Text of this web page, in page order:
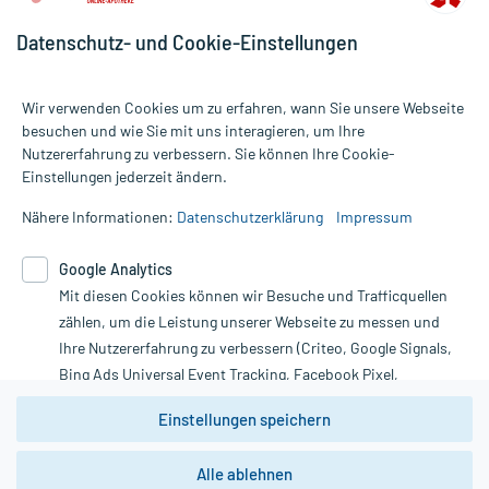
Alle Preise gelten inkl. MwSt., ggf. zzgl. Versandkosten
Informationen auf dieser Website werden ausschließlich für
die Untersuchung und Behandlung durch einen Arzt. Bitte
Therapien eingeleitet werden können. | Diese Webseite benutzt
Google Analytics. Lesen Sie bitte dazu die wichtigen Hinweise in
unserer Datenschutzerklärung. Für den Widerruf einer Bestellung
nutzen Sie das Formular:
Vertrag widerrufen
*Hinweise zu unseren Aktionen und Bewertungen
Datenschutz- und Cookie-Einstellungen
Wir verwenden Cookies um zu erfahren, wann Sie unsere Webseite
besuchen und wie Sie mit uns interagieren, um Ihre
Nutzererfahrung zu verbessern. Sie können Ihre Cookie-
Einstellungen jederzeit ändern.
Nähere Informationen: Datenschutzerklärung Impressum
Google Analytics
Mit diesen Cookies können wir Besuche und Trafficquellen
zählen, um die Leistung unserer Webseite zu messen und
Ihre Nutzererfahrung zu verbessern (Criteo, Google Signals,
Bing Ads Universal Event Tracking, Facebook Pixel,
Youtube-Social Plugin).
Wir weisen darauf hin, dass die
zwingend den Europäischen Anforderungen gem. EU-
Einstellungen speichern
Alle ablehnen